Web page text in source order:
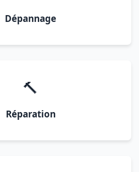
Dépannage
🔨
Réparation